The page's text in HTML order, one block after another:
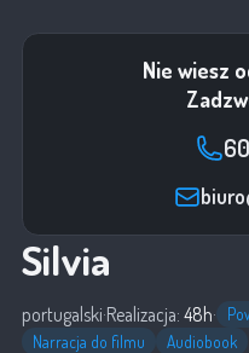
Nie wiesz
Silvia
portugalski·Realizacja: 48h·
Narracja do filmu
Audiobook